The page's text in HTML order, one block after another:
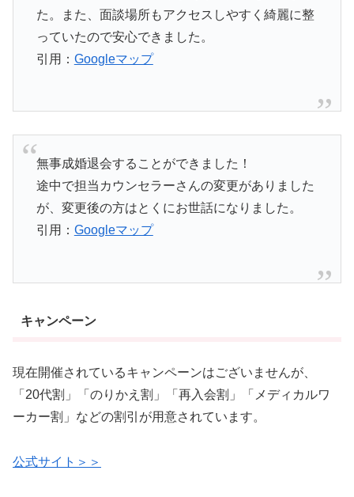
た。また、面談場所もアクセスしやすく綺麗に整
っていたので安心できました。
引用： Googleマップ
無事成婚退会することができました！
途中で担当カウンセラーさんの変更がありました
が、変更後の方はとくにお世話になりました。
引用： Googleマップ
キャンペーン
現在開催されているキャンペーンはございませんが、
「20代割」「のりかえ割」「再入会割」「メディカルワ
ーカー割」などの割引が用意されています。
公式サイト＞＞